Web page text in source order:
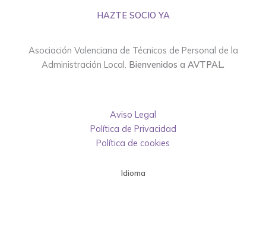
HAZTE SOCIO YA
Asociación Valenciana de Técnicos de Personal de la
Administración Local. Bienvenidos a AVTPAL.
Aviso Legal
Política de Privacidad
Política de cookies
Idioma